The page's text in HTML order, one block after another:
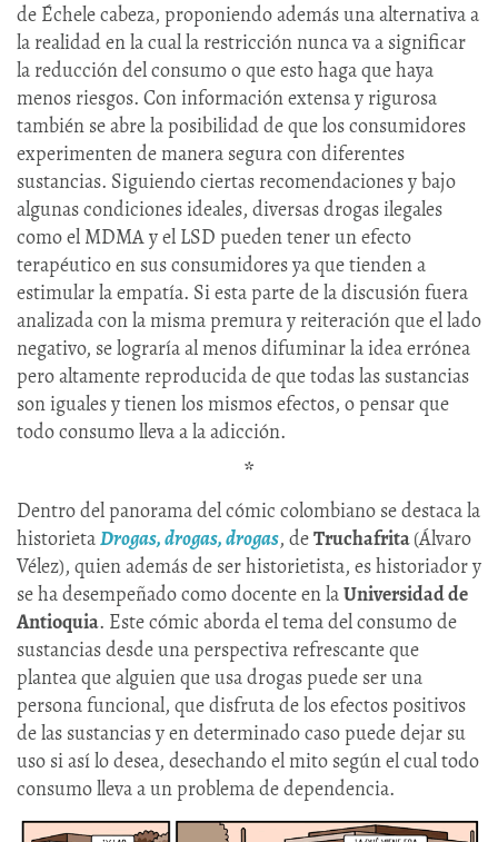
de Échele cabeza, proponiendo además una alternativa a
la realidad en la cual la restricción nunca va a significar
la reducción del consumo o que esto haga que haya
menos riesgos. Con información extensa y rigurosa
también se abre la posibilidad de que los consumidores
experimenten de manera segura con diferentes
sustancias. Siguiendo ciertas recomendaciones y bajo
algunas condiciones ideales, diversas drogas ilegales
como el MDMA y el LSD pueden tener un efecto
terapéutico en sus consumidores ya que tienden a
estimular la empatía. Si esta parte de la discusión fuera
analizada con la misma premura y reiteración que el lado
negativo, se lograría al menos difuminar la idea errónea
pero altamente reproducida de que todas las sustancias
son iguales y tienen los mismos efectos, o pensar que
todo consumo lleva a la adicción.
*
Dentro del panorama del cómic colombiano se destaca la
historietaDrogas, drogas, drogas, deTruchafrita(Álvaro
Vélez), quien además de ser historietista, es historiador y
se ha desempeñado como docente en laUniversidad de
Antioquia. Este cómic aborda el tema del consumo de
sustancias desde una perspectiva refrescante que
plantea que alguien que usa drogas puede ser una
persona funcional, que disfruta de los efectos positivos
de las sustancias y en determinado caso puede dejar su
uso si así lo desea, desechando el mito según el cual todo
consumo lleva a un problema de dependencia.